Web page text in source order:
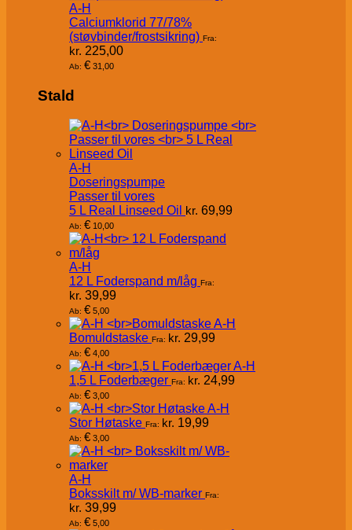
A-H
Calciumklorid 77/78%
(støvbinder/frostsikring) Fra:
kr. 225,00
Ab: € 31,00
Stald
A-H
Doseringspumpe
Passer til vores
5 L Real Linseed Oil kr. 69,99
Ab: € 10,00
A-H
12 L Foderspand m/låg Fra:
kr. 39,99
Ab: € 5,00
A-H
Bomuldstaske Fra: kr. 29,99
Ab: € 4,00
A-H
1,5 L Foderbæger Fra: kr. 24,99
Ab: € 3,00
A-H
Stor Høtaske Fra: kr. 19,99
Ab: € 3,00
A-H
Boksskilt m/ WB-marker Fra:
kr. 39,99
Ab: € 5,00